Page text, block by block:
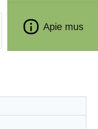
Apie mus